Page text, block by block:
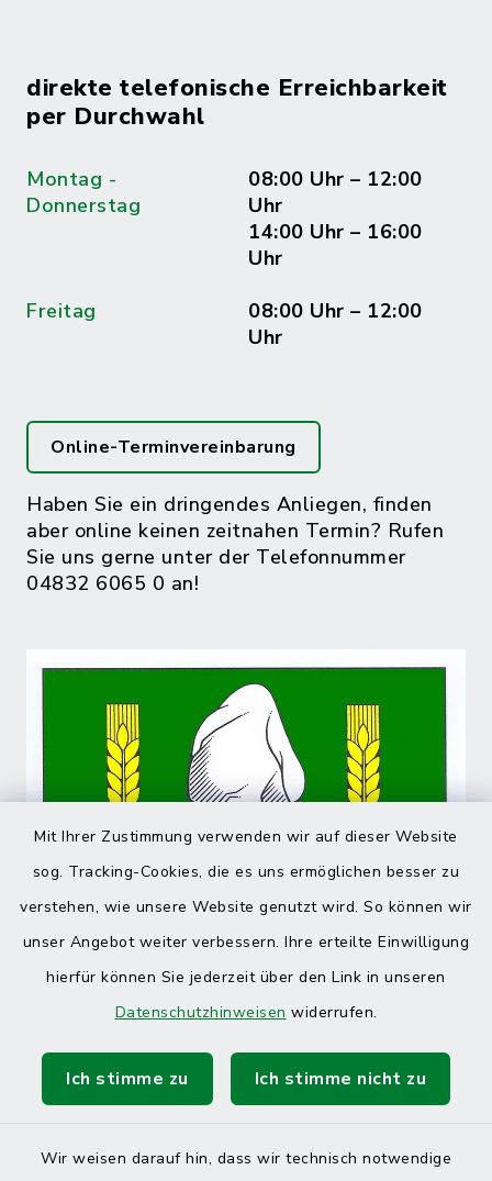
Mit Ihrer Zustimmung verwenden wir auf dieser Website
sog. Tracking-Cookies, die es uns ermöglichen besser zu
verstehen, wie unsere Website genutzt wird. So können wir
unser Angebot weiter verbessern. Ihre erteilte Einwilligung
hierfür können Sie jederzeit über den Link in unseren
Datenschutzhinweisen widerrufen.
Ich stimme zu Ich stimme nicht zu
Wir weisen darauf hin, dass wir technisch notwendige
direkte telefonische Erreichbarkeit
per Durchwahl
Montag -
Donnerstag
08:00 Uhr – 12:00
Uhr
14:00 Uhr – 16:00
Uhr
Freitag
08:00 Uhr – 12:00
Uhr
Online-Terminvereinbarung
Haben Sie ein dringendes Anliegen, finden
aber online keinen zeitnahen Termin? Rufen
Sie uns gerne unter der Telefonnummer
04832 6065 0 an!